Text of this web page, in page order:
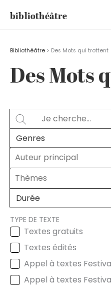
contenu
bibliothéâtre
Bibliothéâtre > Des Mots qui trottent
Des Mots
SEARCH
Rechercher
GENRES
Sélectionnez le contenu
AUTEUR PRINCIPAL
Auteur principal
Auteur principal
THÈMES
Sélectionnez le contenu
Sélectionnez le contenu
DURÉE
Sélectionnez le contenu
TYPE DE TEXTE
TYPE DE TEXTE
Textes gratuits
Textes édités
Appel à textes
Appel à textes